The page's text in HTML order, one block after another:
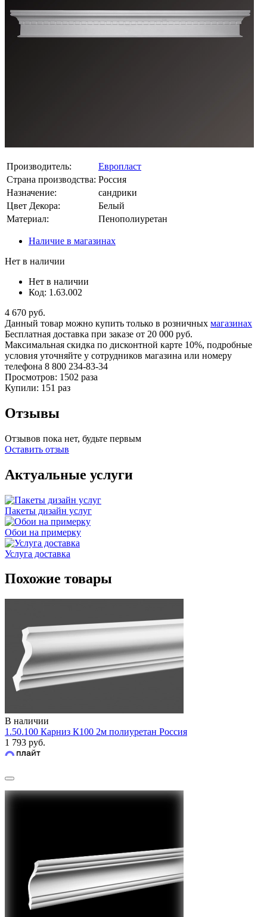
Производитель:
Европласт
Страна производства: Россия
Назначение:
сандрики
Цвет Декора:
Белый
Материал:
Пенополиуретан
Наличие в магазинах
Нет в наличии
Нет в наличии
Код: 1.63.002
4 670 руб.
Данный товар можно купить только в розничных магазинах
Бесплатная доставка при заказе от 20 000 руб.
Максимальная скидка по дисконтной карте 10%, подробные
условия уточняйте у сотрудников магазина или номеру
телефона 8 800 234-83-34
Просмотров: 1502 раза
Купили: 151 раз
Отзывы
Отзывов пока нет, будьте первым
Оставить отзыв
Актуальные услуги
Пакеты дизайн услуг
Обои на примерку
Услуга доставка
Похожие товары
В наличии
1.50.100 Карниз К100 2м полиуретан Россия
1 793 руб.